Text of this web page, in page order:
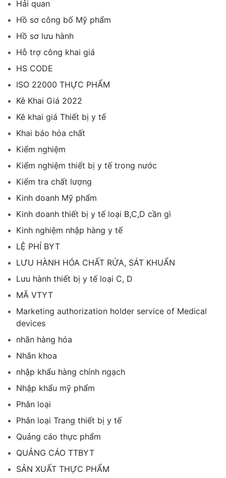
Hải quan
Hồ sơ công bố Mỹ phẩm
Hồ sơ lưu hành
Hỗ trợ công khai giá
HS CODE
ISO 22000 THỰC PHẨM
Kê Khai Giá 2022
Kê khai giá Thiết bị y tế
Khai báo hóa chất
Kiểm nghiệm
Kiểm nghiệm thiết bị y tế trong nước
Kiểm tra chất lượng
Kinh doanh Mỹ phẩm
Kinh doanh thiết bị y tế loại B,C,D cần gì
Kinh nghiệm nhập hàng y tế
LỆ PHÍ BYT
LƯU HÀNH HÓA CHẤT RỬA, SÁT KHUẨN
Lưu hành thiết bị y tế loại C, D
MÃ VTYT
Marketing authorization holder service of Medical
devices
nhãn hàng hóa
Nhãn khoa
nhập khẩu hàng chính ngạch
Nhập khẩu mỹ phẩm
Phân loại
Phân loại Trang thiết bị y tế
Quảng cáo thực phẩm
QUẢNG CÁO TTBYT
SẢN XUẤT THỰC PHẨM